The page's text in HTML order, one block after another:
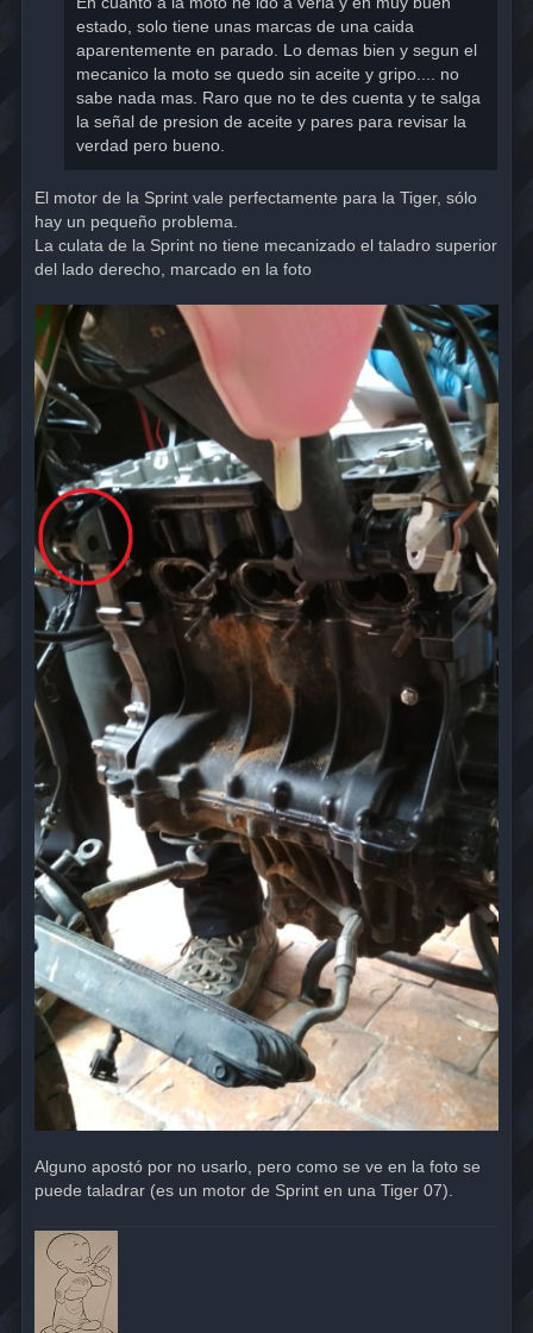
estado, solo tiene unas marcas de una caida
aparentemente en parado. Lo demas bien y segun el
mecanico la moto se quedo sin aceite y gripo.... no
sabe nada mas. Raro que no te des cuenta y te salga
la señal de presion de aceite y pares para revisar la
verdad pero bueno.
El motor de la Sprint vale perfectamente para la Tiger, sólo
hay un pequeño problema.
La culata de la Sprint no tiene mecanizado el taladro superior
del lado derecho, marcado en la foto
Alguno apostó por no usarlo, pero como se ve en la foto se
puede taladrar (es un motor de Sprint en una Tiger 07).